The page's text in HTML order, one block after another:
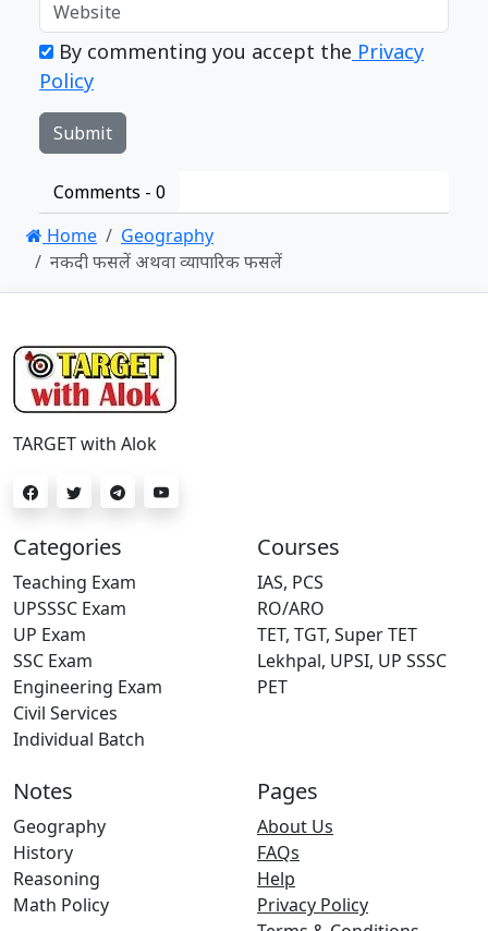
By commenting you accept the Privacy
Policy
Comments - 0
Home
Geography
नकदी फसलें अथवा व्यापारिक फसलें
TARGET with Alok
Categories
Teaching Exam
UPSSSC Exam
UP Exam
SSC Exam
Engineering Exam
Civil Services
Individual Batch
Courses
IAS, PCS
RO/ARO
TET, TGT, Super TET
Lekhpal, UPSI, UP SSSC
PET
Notes
Geography
History
Reasoning
Math Policy
Pages
About Us
FAQs
Help
Privacy Policy